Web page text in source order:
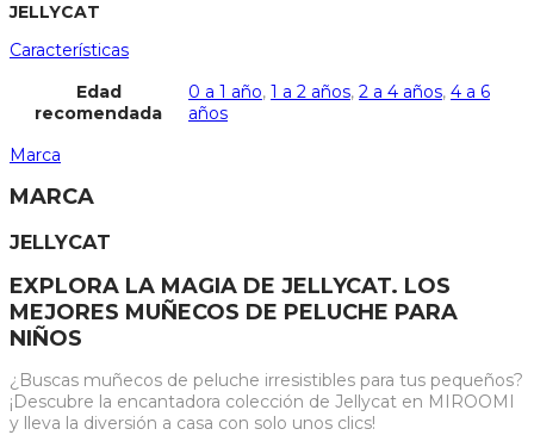
JELLYCAT
Características
Edad
recomendada
0 a 1 año, 1 a 2 años, 2 a 4 años, 4 a 6
años
Marca
MARCA
JELLYCAT
EXPLORA LA MAGIA DE JELLYCAT. LOS
MEJORES MUÑECOS DE PELUCHE PARA
NIÑOS
¿Buscas muñecos de peluche irresistibles para tus pequeños?
¡Descubre la encantadora colección de Jellycat en MIROOMI
y lleva la diversión a casa con solo unos clics!